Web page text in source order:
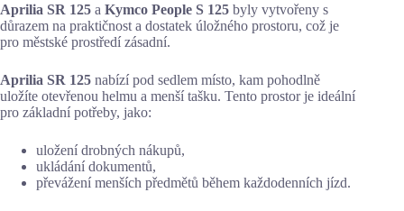
Aprilia SR 125 a Kymco People S 125 byly vytvořeny s
důrazem na praktičnost a dostatek úložného prostoru, což je
pro městské prostředí zásadní.
Aprilia SR 125 nabízí pod sedlem místo, kam pohodlně
uložíte otevřenou helmu a menší tašku. Tento prostor je ideální
pro základní potřeby, jako:
uložení drobných nákupů,
ukládání dokumentů,
převážení menších předmětů během každodenních jízd.